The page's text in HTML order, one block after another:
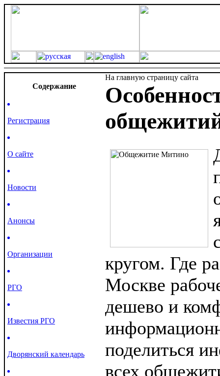
Cодержание
Регистрация
О сайте
Новости
Анонсы
Организации
РГО
Известия РГО
Дворянский календарь
На главную страницу сайта
кругом. Где
Москве
дешево и
поделиться
всех